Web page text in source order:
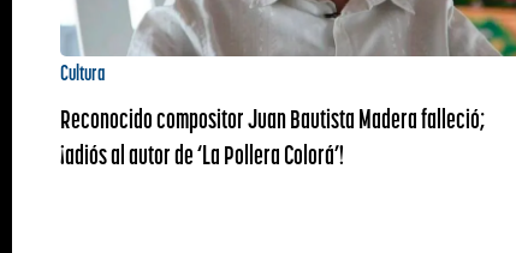
Cultura
Reconocido compositor Juan Bautista Madera falleció;
¡adiós al autor de ‘La Pollera Colorá’!